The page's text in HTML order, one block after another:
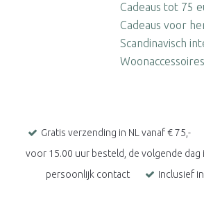
Cadeaus tot 75
Cadeaus voor
Scandinavisch
Woonaccessoires
Gratis verzending in NL vanaf € 75,-
voor 15.00 uur besteld, de volgende dag
persoonlijk contact
Inclusief